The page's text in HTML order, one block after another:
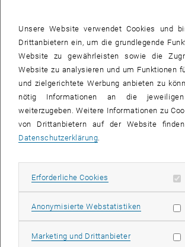
kritisch mit der Technik auseinandersetzen.
Unsere Website verwendet Cookies und
Drittanbietern ein, um die grundlegende
Website zu gewährleisten sowie die
Website zu analysieren und um Funktionen
und zielgerichtete Werbung anbieten zu
nötig Informationen an die jeweiligen
weiterzugeben. Weitere Informationen zu
von Drittanbietern auf der Website
Datenschutzerklärung.
Erforderliche Cookies Erforderliche
Anonymisierte WebstatistikenStatistik
Marketing und DrittanbieterMarketing